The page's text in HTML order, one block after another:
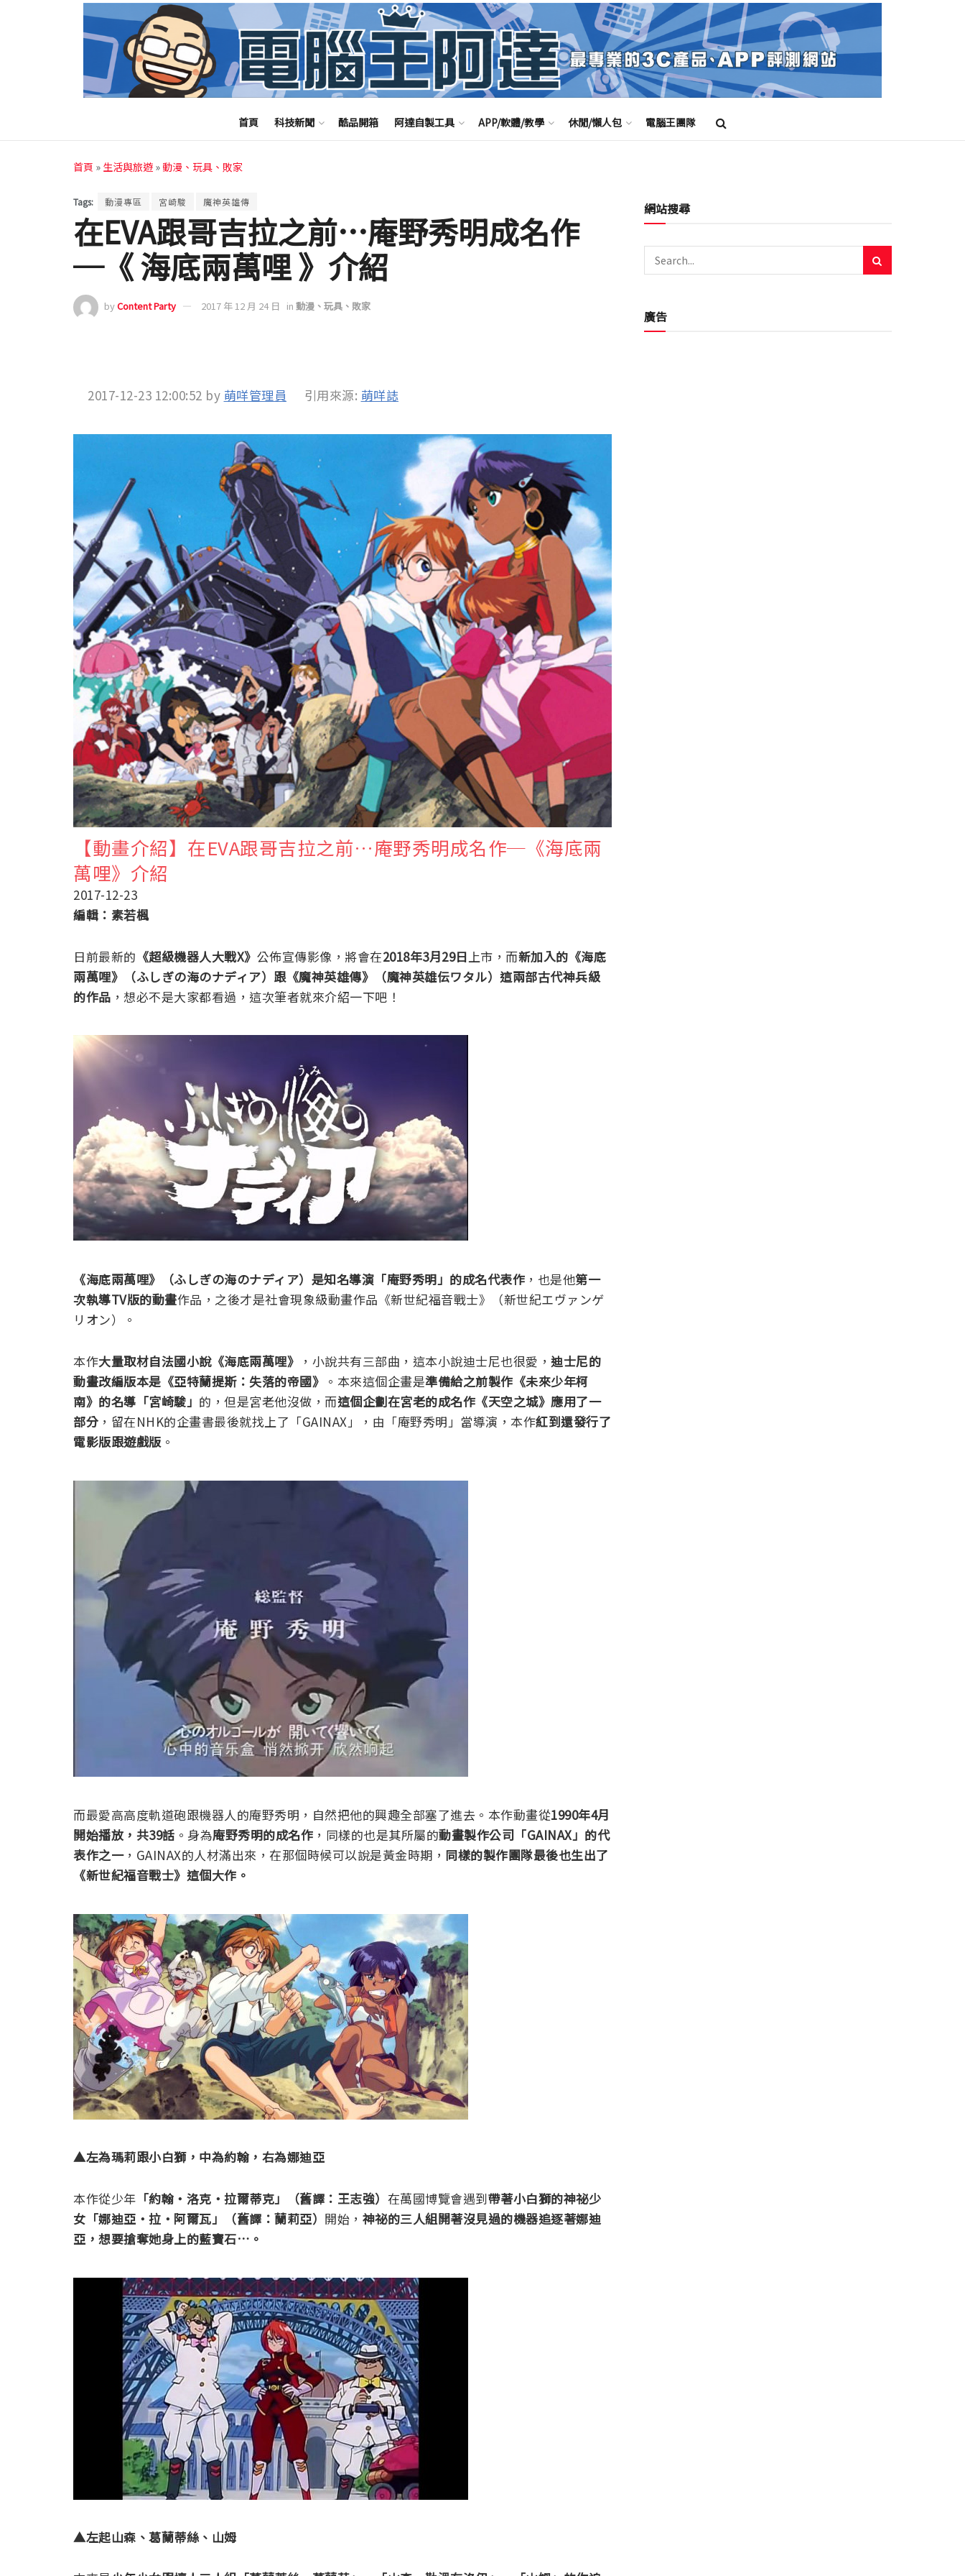
首頁 科技新聞 酷品開箱 阿達自製工具 APP/軟體/教學 休閒/懶人包 電腦王團隊
首頁 » 生活與旅遊 » 動漫、玩具、敗家
Tags: 動漫專區 宮崎駿 魔神英雄傳
在EVA跟哥吉拉之前…庵野秀明成名作
─《 海底兩萬哩 》介紹
byContent Party 2017 年 12 月 24 日 in 動漫、玩具、敗家
2017-12-23 12:00:52 by 萌咩管理員 引用來源: 萌咩誌
【動畫介紹】在EVA跟哥吉拉之前…庵野秀明成名作─《海底兩
萬哩》介紹
2017-12-23
編輯：素若楓
日前最新的 《超級機器人大戰X》 公佈宣傳影像，將會在2018年3月29日 上市，而新加入的 《海底
兩萬哩》
（ふしぎの海のナディア） 跟《魔神英雄傳》 （魔神英雄伝ワタル） 這兩部古代神兵級
的作品 ，想必不是大家都看過，這次筆者就來介紹一下吧！
《海底兩萬哩》 （ふしぎの海のナディア） 是知名導演 「庵野秀明」的成名代表作 ，也是他第一
次執導TV版的動畫作品，之後才是社會現象級動畫作品《新世紀福音戰士》
（新世紀エヴァンゲ
リオン）
。
本作大量取材自法國小說《海底兩萬哩》 ，小說共有三部曲，這本小說迪士尼也很愛， 迪士尼的
動畫改編版本是《亞特蘭提斯：失落的帝國》 。本來這個企畫是準備給之前製作《未來少年柯
南》的名導「宮崎駿」 的，但是宮老他沒做，而這個企劃在宮老的成名作《天空之城》應用了一
部分 ，留在NHK的企畫書最後就找上了「GAINAX」，由「庵野秀明」當導演，本作紅到還發行了
電影版跟遊戲版 。
而最愛高高度軌道砲跟機器人的庵野秀明，自然把他的興趣全部塞了進去。本作動畫從1990年4月
開始播放，共39話 。身為庵野秀明的成名作 ，同樣的也是其所屬的動畫製作公司「GAINAX」的代
表作之一，GAINAX的人材滿出來，在那個時候可以說是黃金時期， 同樣的製作團隊最後也生出了
《新世紀福音戰士》這個大作。
▲左為瑪莉跟小白獅，中為約翰，右為娜迪亞
本作從少年 「約翰‧洛克‧拉爾蒂克」 （舊譯：王志強） 在萬國博覽會遇到帶著小白獅的神祕少
女「娜迪亞‧拉‧阿爾瓦」
（舊譯：蘭莉亞） 開始， 神祕的三人組開著沒見過的機器追逐著娜迪
亞，想要搶奪她身上的藍寶石…。
▲左起山森、葛蘭蒂絲、山姆
網站搜尋
廣告